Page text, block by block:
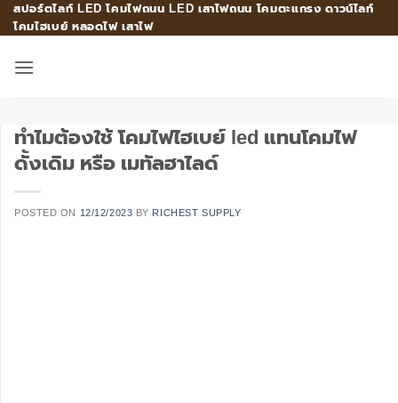
Skip
to
สปอร์ตไลท์ LED โคมไฟถนน LED เสาไฟถนน โคมตะแกรง ดาวน์ไลท์
โคมไฮเบย์ หลอดไฟ เสาไฟ
ทำไมต้องใช้ โคมไฟไฮเบย์ led แทนโคมไฟ
ดั้งเดิม หรือ เมทัลฮาไลด์
POSTED ON 12/12/2023 BY RICHEST SUPPLY